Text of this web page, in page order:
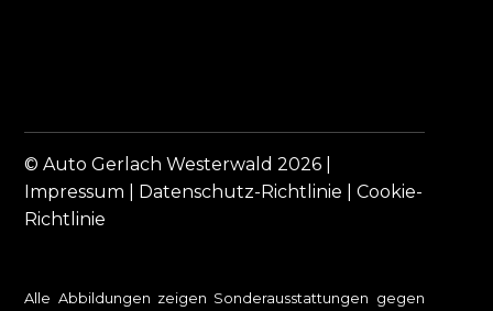
© Auto Gerlach Westerwald 2026 |
Impressum
Datenschutz-Richtlinie |Cookie-
Richtlinie
Alle Abbildungen zeigen Sonderausstattungen gegen